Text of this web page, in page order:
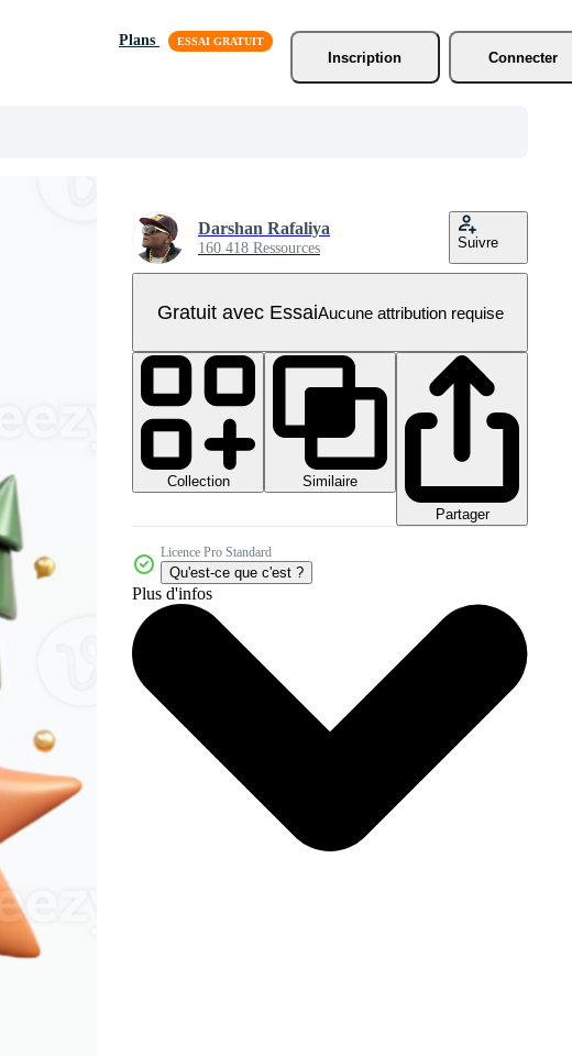
Plans
Inscription
Connecter
Darshan Rafaliya
160 418 Ressources Suivre
Gratuit avec EssaiAucune attribution requise
Collection
Similaire
Partager
Licence Pro Standard
Qu'est-ce que c'est ?
Plus d'infos